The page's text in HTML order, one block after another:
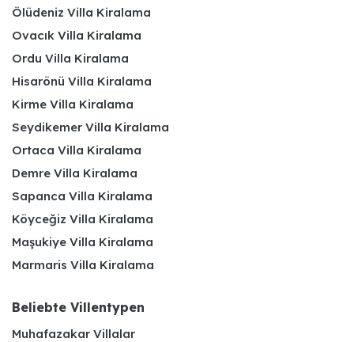
Ölüdeniz Villa Kiralama
Ovacık Villa Kiralama
Ordu Villa Kiralama
Hisarönü Villa Kiralama
Kirme Villa Kiralama
Seydikemer Villa Kiralama
Ortaca Villa Kiralama
Demre Villa Kiralama
Sapanca Villa Kiralama
Köyceğiz Villa Kiralama
Maşukiye Villa Kiralama
Marmaris Villa Kiralama
Beliebte Villentypen
Muhafazakar Villalar